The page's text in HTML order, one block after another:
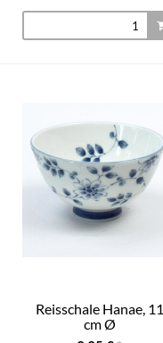
Reisschale Hanae, 11
cm Ø